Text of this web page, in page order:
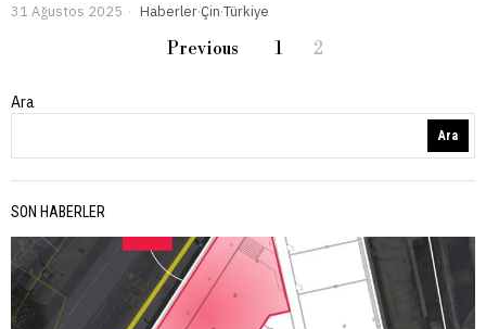
31 Ağustos 2025 Haberler·Çin·Türkiye
Previous 1 2
Ara
Ara
SON HABERLER